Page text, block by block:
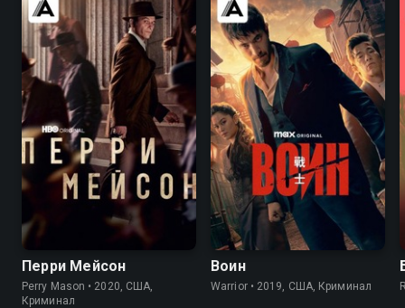
Перри Мейсон
Perry Mason • 2020, США,
Криминал
8.2 8.4
Воин
Warrior • 2019, США, Криминал